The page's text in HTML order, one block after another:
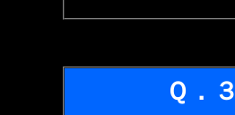
Ｑ．３